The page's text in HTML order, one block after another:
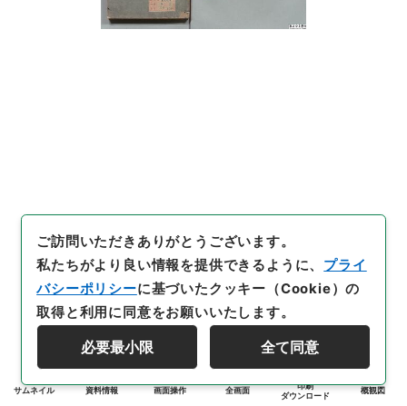
サムネイル 資料情報 画面操作 全画面
印刷
ダウンロード
概観図
ご訪問いただきありがとうございます。
私たちがより良い情報を提供できるように、 プライ
バシーポリシーに基づいたクッキー（Cookie）の
取得と利用に同意をお願いいたします。
必要最小限 全て同意